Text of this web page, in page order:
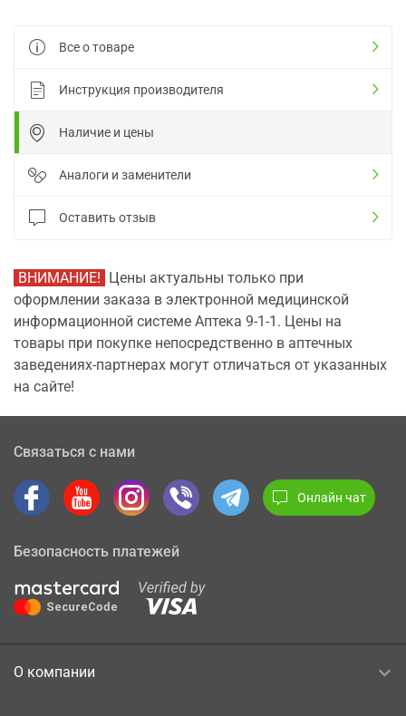
Все о товаре
Инструкция производителя
Наличие и цены
Аналоги и заменители
Оставить отзыв
ВНИМАНИЕ! Цены актуальны только при
оформлении заказа в электронной медицинской
информационной системе Аптека 9-1-1. Цены на
товары при покупке непосредственно в аптечных
заведениях-партнерах могут отличаться от указанных
на сайте!
Связаться с нами
Онлайн чат
Безопасность платежей
О компании